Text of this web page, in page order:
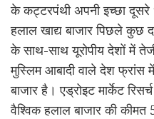
के कट्टरपंथी अपनी इच्छा दूसरे
हलाल खाद्य बाजार पिछले कुछ
के साथ-साथ यूरोपीय देशों में
मुस्लिम आबादी वाले देश फ्रांस
बाजार है। एड्रोइट मार्केट
वैश्विक हलाल बाजार की